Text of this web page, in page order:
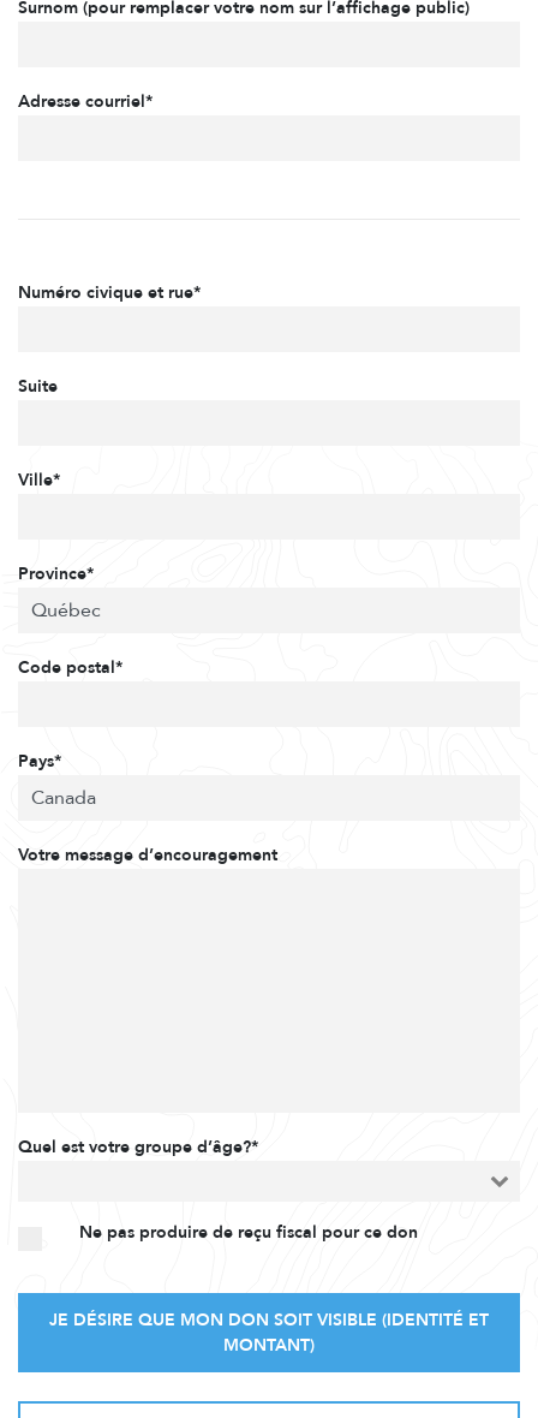
Surnom (pour remplacer votre nom sur l’affichage public)
Adresse courriel*
Numéro civique et rue*
Suite
Ville*
Province*
Code postal*
Pays*
Votre message d’encouragement
Quel est votre groupe d’âge?*
Ne pas produire de reçu fiscal pour ce don
JE DÉSIRE QUE MON DON SOIT VISIBLE (IDENTITÉ ET
MONTANT)